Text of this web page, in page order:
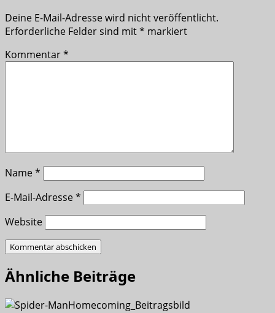
Deine E-Mail-Adresse wird nicht veröffentlicht.
Erforderliche Felder sind mit* markiert
Kommentar*
Name*
E-Mail-Adresse*
Website
Ähnliche Beiträge